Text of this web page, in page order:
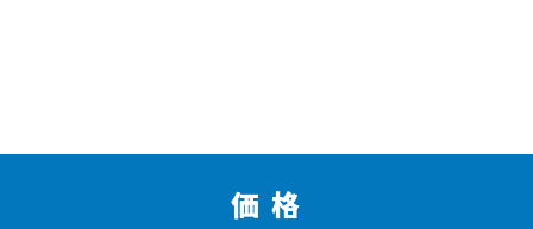
価 格